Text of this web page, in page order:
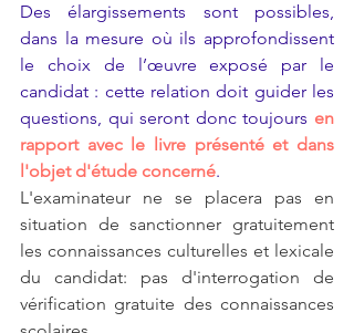
Des élargissements sont possibles,
dans la mesure où ils approfondissent
le choix de l’œuvre exposé par le
candidat : cette relation doit guider les
questions, qui seront donc toujours en
rapport avec le livre présenté et dans
l'objet d'étude concerné.
L'examinateur ne se placera pas en
situation de sanctionner gratuitement
les connaissances culturelles et lexicale
du candidat: pas d'interrogation de
vérification gratuite des connaissances